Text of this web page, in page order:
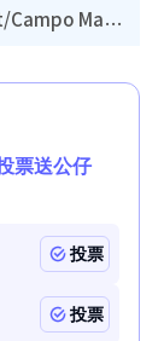
開倉優惠｜銅鑼灣時代廣場Doughnut/Campo Marzio開倉低至1折！背囊、書包、手袋劈價$200起